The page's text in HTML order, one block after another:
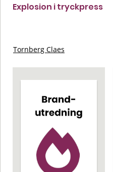
Explosion i tryckpress
Tornberg Claes